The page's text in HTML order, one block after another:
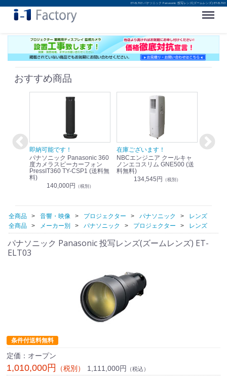
ET-ELT03 パナソニック Panasonic 投写レンズ(ズームレンズ) ET-ELT03
Menu
おすすめ商品
即納可能です！
パナソニック Panasonic 360
度カメラスピーカーフォン
PressIT360 TY-CSP1 (送料無
料)
140,000円 （税別）
在庫ございます！
NBCエンジニア クールキャ
ノンエコスリム GNE500 (送
料無料)
134,545円 （税別）
即納可
全商品 音響・映像 プロジェクター パナソニック
レンズ
全商品
メーカー別 パナソニック プロジェクター レンズ
パナソニック Panasonic 投写レンズ(ズームレンズ) ET-
ELT03
条件付送料無料
定価：オープン
1,010,000円 （税別） 1,111,000円 （税込）